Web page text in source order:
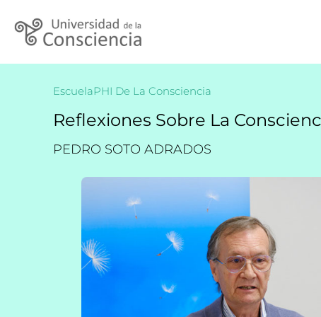
EscuelaPHI De La Consciencia
Reflexiones Sobre La
PEDRO SOTO ADRADOS